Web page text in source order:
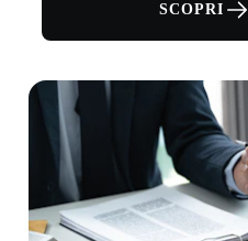
SCOPRI